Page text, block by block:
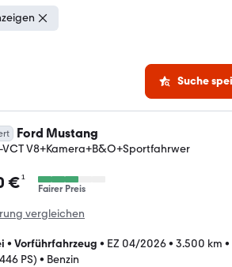
Suche
Ford Mustang
VCT V8+Kamera+B&O+Sportfahrwer
€¹
Fairer Preis
vergleichen
• Vorführfahrzeug • EZ 04/2026• 3.500 km •
PS) • Benzin